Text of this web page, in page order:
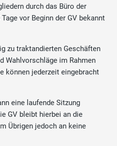
durch das Büro der
vor Beginn der GV bekannt
zu traktandierten Geschäften
Wahlvorschläge im Rahmen
können jederzeit eingebracht
eine laufende Sitzung
GV bleibt hierbei an die
Übrigen jedoch an keine